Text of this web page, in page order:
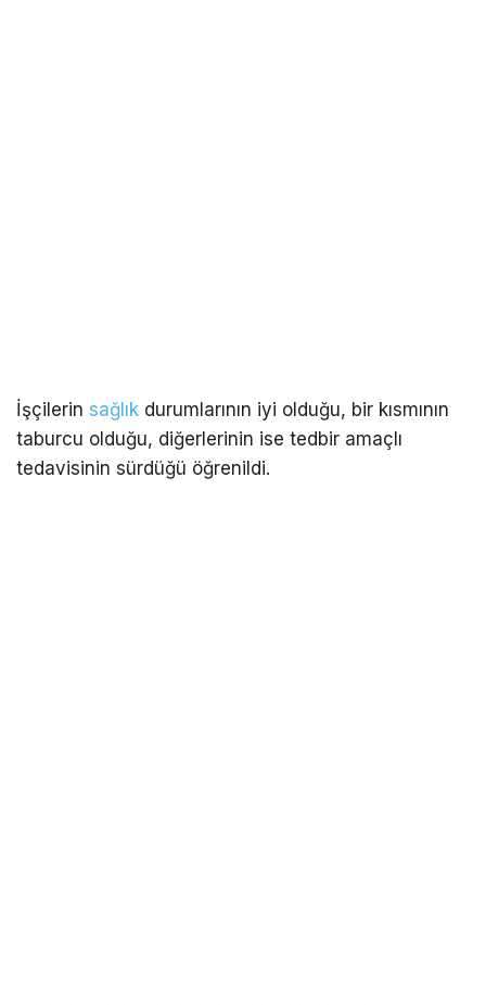
İşçilerin sağlık durumlarının iyi olduğu, bir kısmının
taburcu olduğu, diğerlerinin ise tedbir amaçlı
tedavisinin sürdüğü öğrenildi.